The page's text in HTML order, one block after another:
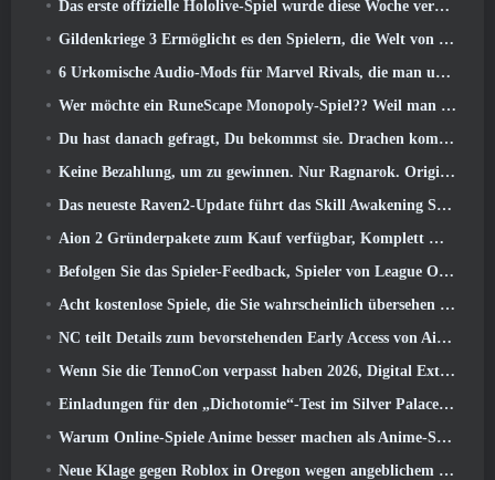
Das erste offizielle Hololive-Spiel wurde diese Woche veröffentlicht
Gildenkriege 3 Ermöglicht es den Spielern, die Welt von Tyria zu erleben, bevor die Drachenältesten erwachten
6 Urkomische Audio-Mods für Marvel Rivals, die man unbedingt ausprobieren muss
Wer möchte ein RuneScape Monopoly-Spiel?? Weil man unterwegs ist
Du hast danach gefragt, Du bekommst sie. Drachen kommen online nach Albion
Keine Bezahlung, um zu gewinnen. Nur Ragnarok. Origin Classic erscheint im Juli 23
Das neueste Raven2-Update führt das Skill Awakening System ein, Geben Sie den Spielern mehr Möglichkeiten, ihre Fähigkeiten zu verbessern
Aion 2 Gründerpakete zum Kauf verfügbar, Komplett mit fünf Tagen Early Access
Befolgen Sie das Spieler-Feedback, Spieler von League Of Legends Classic müssen nicht für klassische Skins bezahlen
Acht kostenlose Spiele, die Sie wahrscheinlich übersehen haben und die Teil von Steams Train Fest sind
NC teilt Details zum bevorstehenden Early Access von Aion 2 mit
Wenn Sie die TennoCon verpasst haben 2026, Digital Extremes teilt alle Panels
Einladungen für den „Dichotomie“-Test im Silver Palace gehen raus
Warum Online-Spiele Anime besser machen als Anime-Spiele
Neue Klage gegen Roblox in Oregon wegen angeblichem Kinderpflegevorfall eingereicht